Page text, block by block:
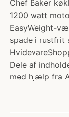
Chef Baker
1200 watt
EasyWeight-
spade i rustfrit
Dele af
med hjælp fra